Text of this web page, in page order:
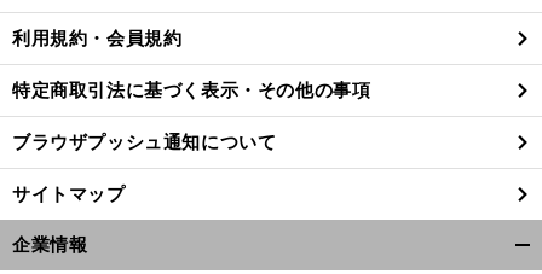
利用規約・会員規約
特定商取引法に基づく表示・その他の事項
ブラウザプッシュ通知について
サイトマップ
企業情報